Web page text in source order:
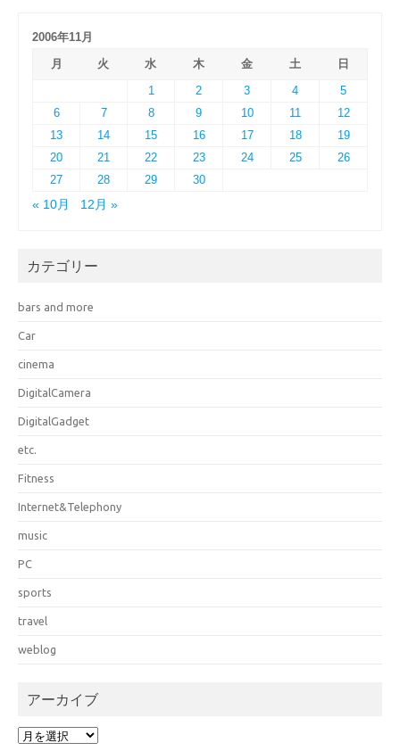
2006年11月
月
火 水 木 金 土
日
1
2 3 4
5
6
7 8 9 10 11
12
13
14 15 16 17 18
19
20
21 22 23 24 25
26
27
28 29
30
« 10月
12月 »
カテゴリー
bars and more
Car
cinema
DigitalCamera
DigitalGadget
etc.
Fitness
Internet&Telephony
music
PC
sports
travel
weblog
アーカイブ
ア